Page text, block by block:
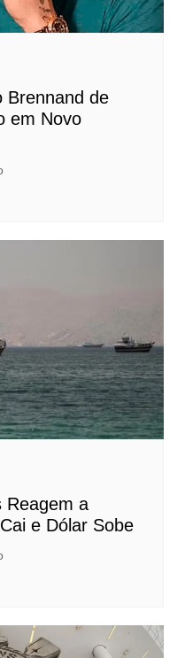
Brennand de
em Novo
Reagem a
e Dólar Sobe